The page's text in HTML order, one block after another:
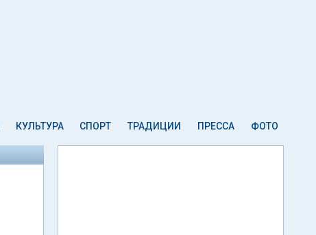
КУЛЬТУРА СПОРТ ТРАДИЦИИ ПРЕССА ФОТО